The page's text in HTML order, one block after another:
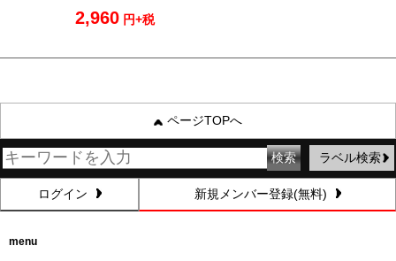
2,960 円+税
ページTOPへ
ラベル検索
ログイン 新規メンバー登録(無料)
menu